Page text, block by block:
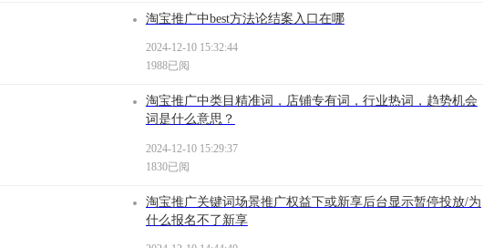
淘宝推广中best方法论结案入口在哪
2024-12-10 15:32:44
1988已阅
淘宝推广中类目精准词，店铺专有词，行业热词，趋势机会
词是什么意思？
2024-12-10 15:29:37
1830已阅
淘宝推广关键词场景推广权益下或新享后台显示暂停投放/为
什么报名不了新享